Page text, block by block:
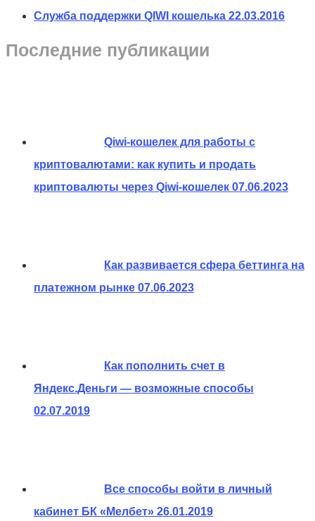
Служба поддержки QIWI кошелька 22.03.2016
Последние публикации
Qiwi-кошелек для работы с
криптовалютами: как купить и продать
криптовалюты через Qiwi-кошелек 07.06.2023
Как развивается сфера беттинга на
платежном рынке 07.06.2023
Как пополнить счет в
Яндекс.Деньги — возможные способы
02.07.2019
Все способы войти в личный
кабинет БК «Мелбет» 26.01.2019